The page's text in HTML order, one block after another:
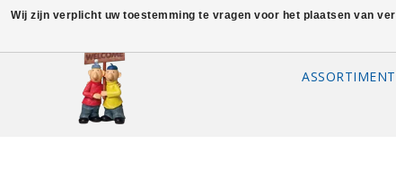
ASSORTIMENT
Wij zijn verplicht uw toestemming te vragen voor het plaatsen van